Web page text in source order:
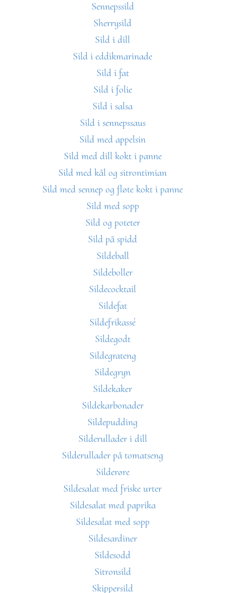
Sennepssild
Sherrysild
Sild i dill
Sild i eddikmarinade
Sild i fat
Sild i folie
Sild i salsa
Sild i sennepssaus
Sild med appelsin
Sild med dill kokt i panne
Sild med kål og sitrontimian
Sild med sennep og fløte kokt i panne
Sild med sopp
Sild og poteter
Sild på spidd
Sildeball
Sildeboller
Sildecocktail
Sildefat
Sildefrikassé
Sildegodt
Sildegrateng
Sildegryn
Sildekaker
Sildekarbonader
Sildepudding
Silderullader i dill
Silderullader på tomatseng
Silderøre
Sildesalat med friske urter
Sildesalat med paprika
Sildesalat med sopp
Sildesardiner
Sildesodd
Sitronsild
Skippersild